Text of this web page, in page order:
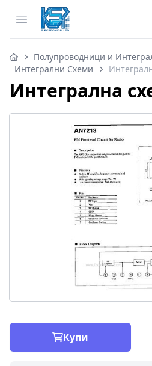
Open menu
Полупроводници и
Интегрални Схеми
Интегрална
Купи